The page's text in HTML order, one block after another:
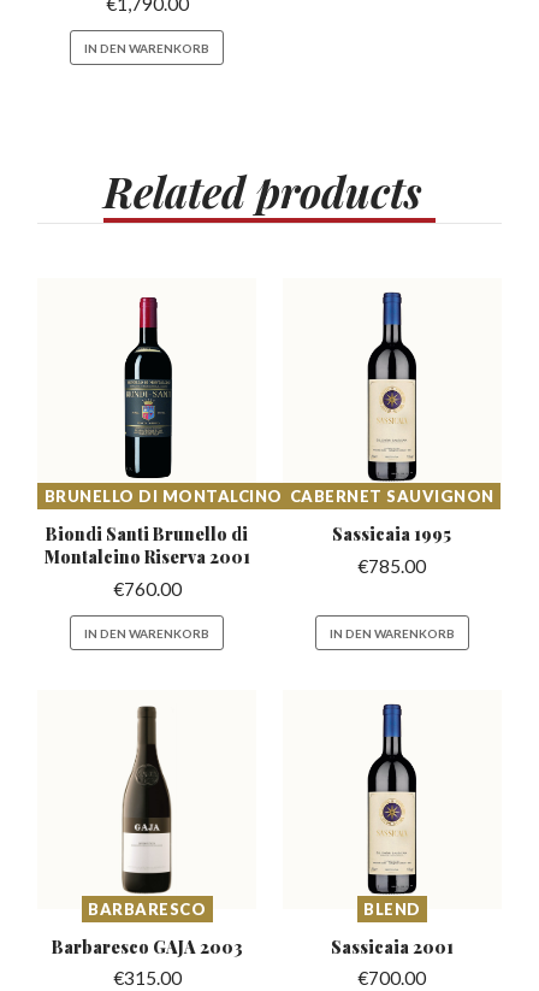
IN DEN WARENKORB
Relatedproducts
BRUNELLO DI MONTALCINO
Biondi Santi Brunello di
Montalcino Riserva 2001
€760.00
IN DEN WARENKORB
CABERNET SAUVIGNON
Sassicaia 1995
€785.00
IN DEN WARENKORB
BARBARESCO
Barbaresco GAJA 2003
€315.00
BLEND
Sassicaia 2001
€700.00